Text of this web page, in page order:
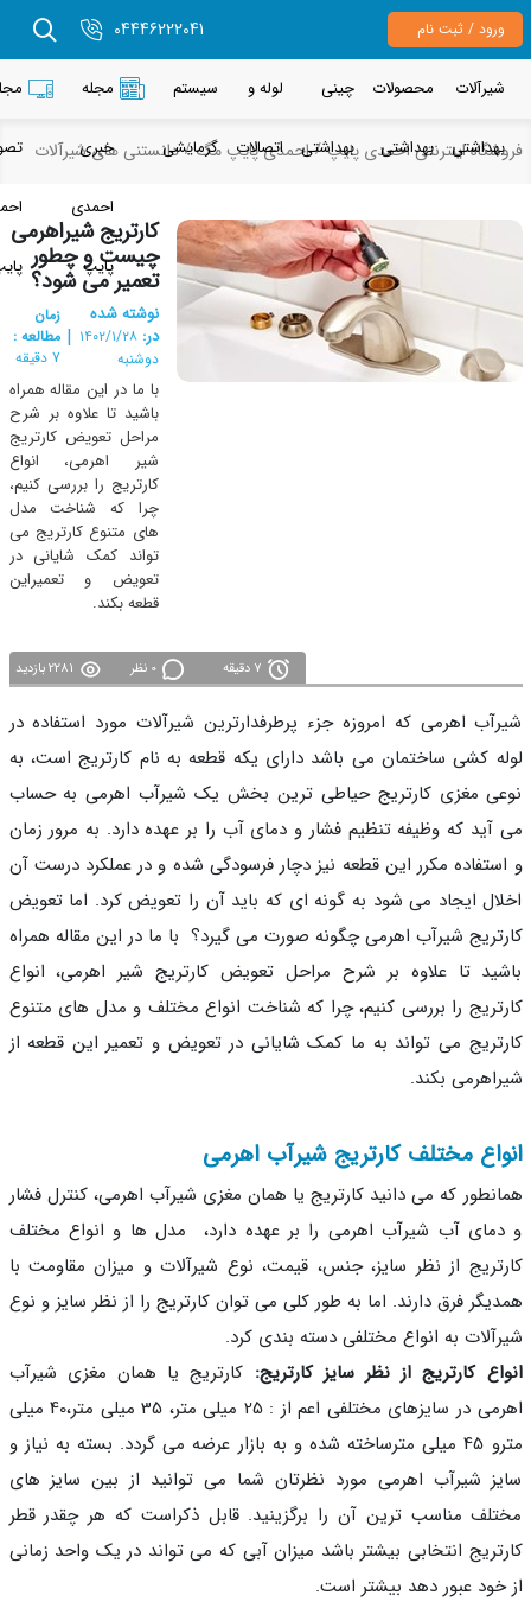
/ ثبت نام 04446222041
محصولات
بهداشتی
چینی
بهداشتی
لوله و
اتصالات
سیستم
گرمایشی
مجله
خبری
احمدی
پایپ
مجله
تصویری
احمدی
پایپ
اینترنتی احمدی پایپ احمدی پایپ مگ دانستنی های شیرآلات
کارتریج شیراهرمی
چیست و چطور
تعمیر می شود؟
نوشته شده
۱۴۰۲/۱/۲۸
دوشنبه
| مطالعه :
با ما در این مقاله همراه
باشید تا علاوه بر شرح
مراحل تعویض کارتریج
شیر اهرمی، انواع
کارتریج را بررسی کنیم،
چرا که شناخت مدل
های متنوع کارتریج می
تواند کمک شایانی در
تعویض و تعمیراین
قطعه بکند.
7 دقیقه 0 نظر 2281 بازدید
اهرمی که امروزه جزء پرطرفدارترین شیرآلات مورد استفاده در
کشی ساختمان می باشد دارای یکه قطعه به نام کارتریج است، به
مغزی کارتریج حیاطی ترین بخش یک شیرآب اهرمی به حساب
که وظیفه تنظیم فشار و دمای آب را بر عهده دارد. به مرور زمان
مکرر این قطعه نیز دچار فرسودگی شده و در عملکرد درست آن
ایجاد می شود به گونه ای که باید آن را تعویض کرد. اما تعویض
شیرآب اهرمی چگونه صورت می گیرد؟ با ما در این مقاله همراه
تا علاوه بر شرح مراحل تعویض کارتریج شیر اهرمی، انواع
را بررسی کنیم، چرا که شناخت انواع مختلف و مدل های متنوع
می تواند به ما کمک شایانی در تعویض و تعمیر این قطعه از
بکند.
مختلف کارتریج شیرآب اهرمی
که می دانید کارتریج یا همان مغزی شیرآب اهرمی، کنترل فشار
آب شیرآب اهرمی را بر عهده دارد، مدل ها و انواع مختلف
از نظر سایز، جنس، قیمت، نوع شیرآلات و میزان مقاومت با
فرق دارند. اما به طور کلی می توان کارتریج را از نظر سایز و نوع
به انواع مختلفی دسته بندی کرد.
کارتریج از نظر سایز کارتریج:کارتریج یا همان مغزی شیرآب
اهرمی در سایزهای مختلفی اعم از : 25 میلی متر، 35 میلی متر،40 میلی
مترو 45 میلی مترساخته شده و به بازار عرضه می گردد. بسته به نیاز و
شیرآب اهرمی مورد نظرتان شما می توانید از بین سایز های
مناسب ترین آن را برگزینید. قابل ذکراست که هر چقدر قطر
انتخابی بیشتر باشد میزان آبی که می تواند در یک واحد زمانی
عبور دهد بیشتر است.